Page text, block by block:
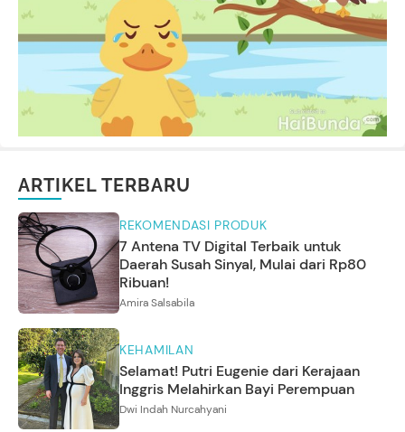
ARTIKEL TERBARU
REKOMENDASI PRODUK
7 Antena TV Digital Terbaik untuk
Daerah Susah Sinyal, Mulai dari Rp80
Ribuan!
Amira Salsabila
KEHAMILAN
Selamat! Putri Eugenie dari Kerajaan
Inggris Melahirkan Bayi Perempuan
Dwi Indah Nurcahyani